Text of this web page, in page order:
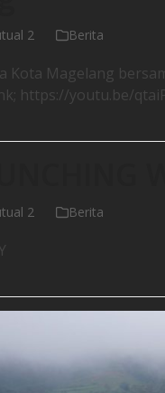
2 Berita
Kota Magelang
https://youtu.be/
2 Berita